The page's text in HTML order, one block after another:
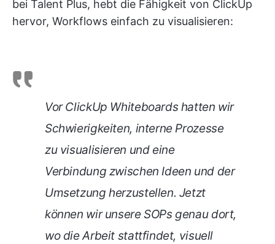
bei Talent Plus, hebt die Fähigkeit von ClickUp
hervor, Workflows einfach zu visualisieren:
Vor ClickUp Whiteboards hatten wir
Schwierigkeiten, interne Prozesse
zu visualisieren und eine
Verbindung zwischen Ideen und der
Umsetzung herzustellen. Jetzt
können wir unsere SOPs genau dort,
wo die Arbeit stattfindet, visuell